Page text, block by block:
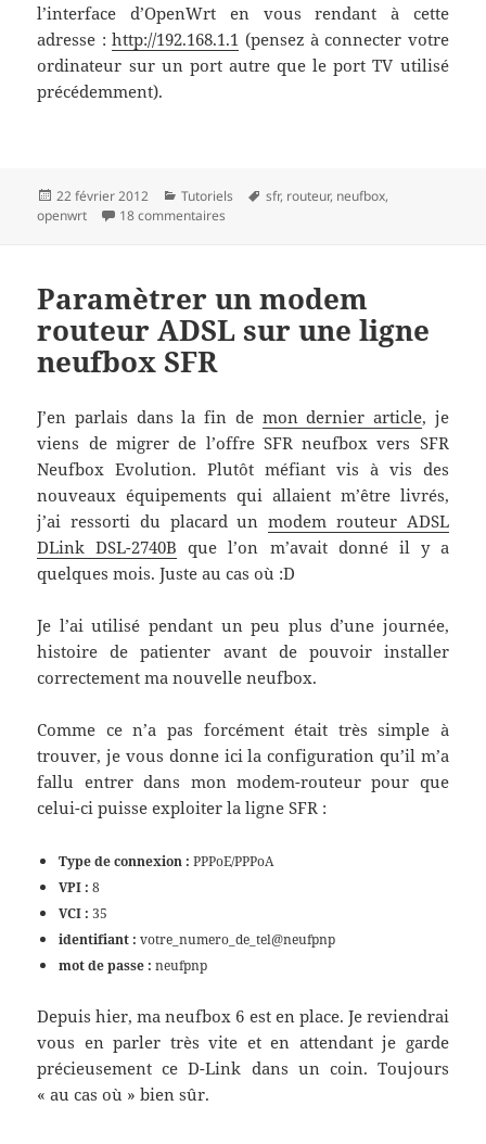
l’interface d’OpenWrt en vous rendant à cette
adresse :http://192.168.1.1 (pensez à connecter votre
ordinateur sur un port autre que le port TV utilisé
précédemment).
Publié
le
22 février 2012 Catégories
Tutoriels
Mots-
sfr, routeur, neufbox,
openwrt
18 commentaires
Paramètrer un modem
routeur ADSL sur une ligne
neufbox SFR
J’en parlais dans la fin de mon dernier article, je
viens de migrer de l’offre SFR neufbox vers SFR
Neufbox Evolution. Plutôt méfiant vis à vis des
nouveaux équipements qui allaient m’être livrés,
j’ai ressorti du placard unmodem routeur ADSL
DLink DSL-2740B que l’on m’avait donné il y a
quelques mois. Juste au cas où :D
Je l’ai utilisé pendant un peu plus d’une journée,
histoire de patienter avant de pouvoir installer
correctement ma nouvelle neufbox.
Comme ce n’a pas forcément était très simple à
trouver, je vous donne ici la configuration qu’il m’a
fallu entrer dans mon modem-routeur pour que
celui-ci puisse exploiter la ligne SFR :
Type de connexion : PPPoE/PPPoA
VPI : 8
VCI : 35
identifiant : votre_numero_de_tel@neufpnp
mot de passe : neufpnp
Depuis hier, ma neufbox 6 est en place. Je reviendrai
vous en parler très vite et en attendant je garde
précieusement ce D-Link dans un coin. Toujours
« au cas où » bien sûr.